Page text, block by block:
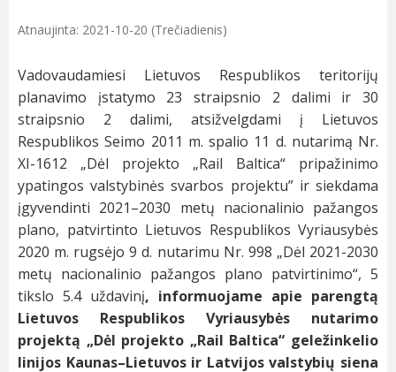
Atnaujinta: 2021-10-20 (Trečiadienis)
Vadovaudamiesi Lietuvos Respublikos teritorijų
planavimo įstatymo 23 straipsnio 2 dalimi ir 30
straipsnio 2 dalimi, atsižvelgdami į Lietuvos
Respublikos Seimo 2011 m. spalio 11 d. nutarimą Nr.
XI-1612 „Dėl projekto „Rail Baltica“ pripažinimo
ypatingos valstybinės svarbos projektu” ir siekdama
įgyvendinti 2021–2030 metų nacionalinio pažangos
plano, patvirtinto Lietuvos Respublikos Vyriausybės
2020 m. rugsėjo 9 d. nutarimu Nr. 998 „Dėl 2021-2030
metų nacionalinio pažangos plano patvirtinimo“, 5
tikslo 5.4 uždavinį, informuojame apie parengtą
Lietuvos Respublikos Vyriausybės nutarimo
projektą „Dėl projekto „Rail Baltica“ geležinkelio
linijos Kaunas–Lietuvos ir Latvijos valstybių siena